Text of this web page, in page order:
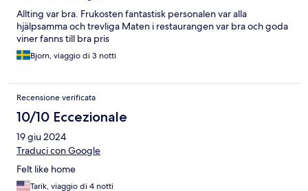
Allting var bra. Frukosten fantastisk personalen var alla
hjälpsamma och trevliga Maten i restaurangen var bra och goda
viner fanns till bra pris
Bjorn, viaggio di 3 notti
Recensione verificata
10/10 Eccezionale
19 giu 2024
Traduci con Google
Felt like home
Tarik, viaggio di 4 notti